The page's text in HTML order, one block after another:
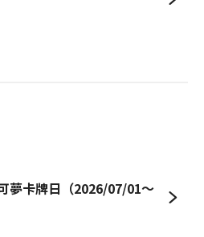
夢卡牌日（2026/07/01～